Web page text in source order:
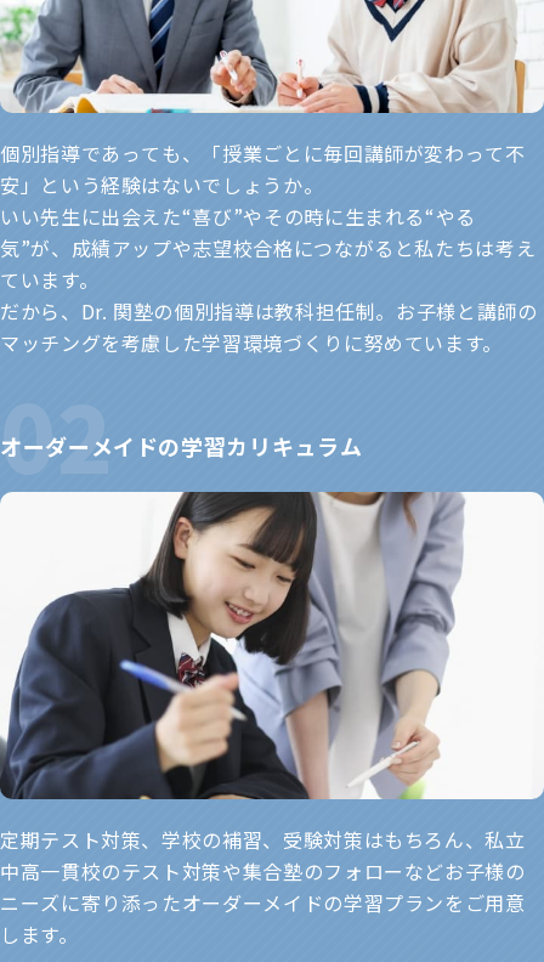
個別指導であっても、「授業ごとに毎回講師が変わって不
安」という経験はないでしょうか。
いい先生に出会えた“喜び”やその時に生まれる“やる
気”が、成績アップや志望校合格につながると私たちは考え
ています。
だから、Dr. 関塾の個別指導は教科担任制。お子様と講師の
マッチングを考慮した学習環境づくりに努めています。
オーダーメイドの学習カリキュラム
定期テスト対策、学校の補習、受験対策はもちろん、私立
中高一貫校のテスト対策や集合塾のフォローなどお子様の
ニーズに寄り添ったオーダーメイドの学習プランをご用意
します。